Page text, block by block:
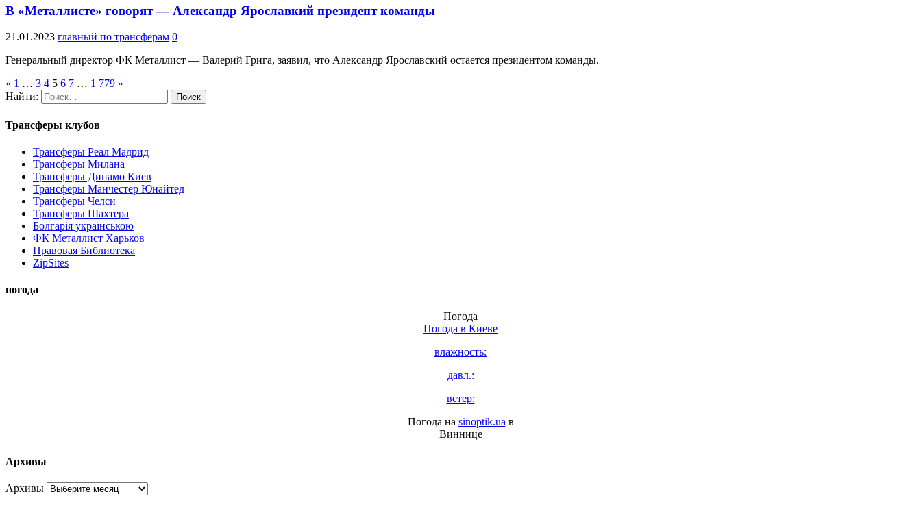
В «Металлисте» говорят — Александр Ярославкий президент команды
21.01.2023 главный по трансферам 0
Генеральный директор ФК Металлист — Валерий Грига, заявил, что Александр Ярославский остается президентом команды.
« 1 … 3 4 5 6 7 … 1 779 »
Найти:
Трансферы клубов
Трансферы Реал Мадрид
Трансферы Милана
Трансферы Динамо Киев
Трансферы Манчестер Юнайтед
Трансферы Челси
Трансферы Шахтера
Болгарія українською
ФК Металлист Харьков
Правовая Библиотека
ZipSites
погода
Погода
Погода в Киеве
влажность:
давл.:
ветер:
Погода на sinoptik.ua в
Виннице
Архивы
Архивы